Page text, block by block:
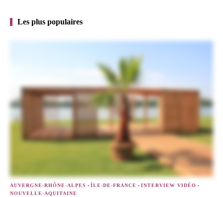
Les plus populaires
AUVERGNE-RHÔNE-ALPES - ÎLE-DE-FRANCE - INTERVIEW VIDÉO -
NOUVELLE-AQUITAINE